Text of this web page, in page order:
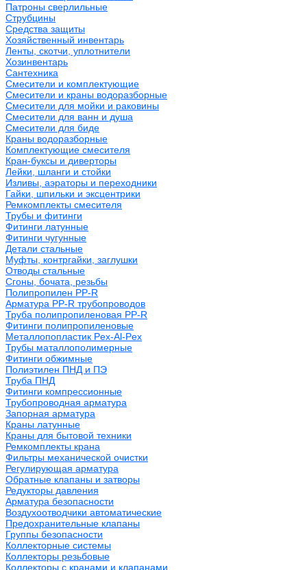
Патроны сверлильные
Струбцины
Средства защиты
Хозяйственный инвентарь
Ленты, скотчи, уплотнители
Хозинвентарь
Сантехника
Смесители и комплектующие
Смесители и краны водоразборные
Смесители для мойки и раковины
Смесители для ванн и душа
Смесители для биде
Краны водоразборные
Комплектующие смесителя
Кран-буксы и диверторы
Лейки, шланги и стойки
Изливы, аэраторы и переходники
Гайки, шпильки и эксцентрики
Ремкомплекты смесителя
Трубы и фитинги
Фитинги латунные
Фитинги чугунные
Детали стальные
Муфты, контргайки, заглушки
Отводы стальные
Сгоны, бочата, резьбы
Полипропилен PP-R
Арматура PP-R трубопроводов
Труба полипропиленовая PP-R
Фитинги полипропиленовые
Металлопопластик Pex-Al-Pex
Трубы маталлополимерные
Фитинги обжимные
Полиэтилен ПНД и ПЭ
Труба ПНД
Фитинги компрессионные
Трубопроводная арматура
Запорная арматура
Краны латунные
Краны для бытовой техники
Ремкомплекты крана
Фильтры механической очистки
Регулирующая арматура
Обратные клапаны и затворы
Редукторы давления
Арматура безопасности
Воздухоотводчики автоматические
Предохранительные клапаны
Группы безопасности
Коллекторные системы
Коллекторы резьбовые
Коллекторы с кранами и клапанами